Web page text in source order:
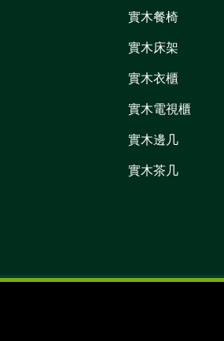
實木餐椅
實木床架
實木衣櫃
實木電視櫃
實木邊几
實木茶几